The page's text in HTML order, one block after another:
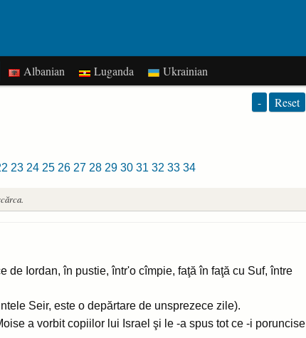
Albanian Luganda Ukrainian
- Reset
23 24 25 26 27 28 29 30 31 32 33 34
de Iordan, în pustie, într'o cîmpie, faţă în faţă cu Suf, între
Seir, este o depărtare de unsprezece zile).
a vorbit copiilor lui Israel şi le -a spus tot ce -i poruncise